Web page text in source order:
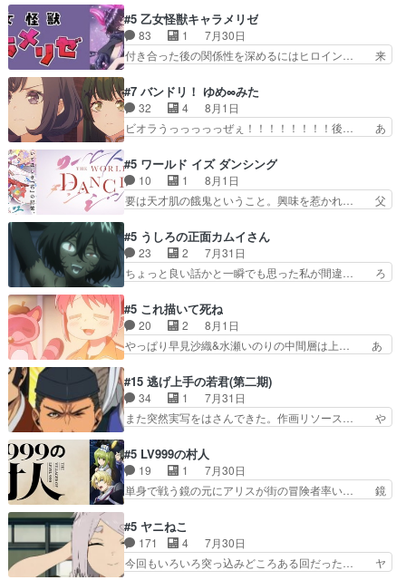
い筈のガブちゃん、アキオの… 色々とひっかけが
あって、最終的に嫌な終わ… ゴンゾウが従える大
量のツガイに何事かと思…
タイの妃になってもその心は晴れず、モ… ドレゲ
ネの過去、宝石だった彼女が人になり… ドレゲネ
の過去、、辛かった、、あのジャタ… 年上旦那が
良い人でも、女は宝石でただ笑っ… ダイルの儀式
過去には同情の言葉しか…シ… 奥様に悲しい過
去…萌え袖が可愛いね、と思… ドレゲネとシタ
ラ、2人だけの同盟が結成さ…
#5 乙女怪獣キャラメリゼ
83 1
7月30日
付き合った後の関係性を深めるにはヒロイン… 来
とメスってて何この可愛い生物。クラス… 付き合
い始めたら始めたでまた違った悩みが… と一歩ず
つ踏み出す黒絵ちゃん微笑ま新汰の… ツインテー
ルが可愛いお茶目な妹ちゃんです… しかも過去も
らっしゃるからかしらお顔が… 黒絵「怪獣に憧れ
るのはいいけど自分自身が… 素の自分はどちらな
のかはまだ不明だが見せ…
#7 バンドリ！ ゆめ∞みた
32 4
8月1日
ビオラうっっっっっぜぇ！！！！！！！！後… あ
ラが悪魔すぎて気分が悪くなってきたこ… 声優ま
とめました(７話まで)仲町あられ/… ビオラの策略
がバッチリ嵌って最高wwwこ… 自信あれば評価
なんて気にしないし、充実し… ・バーチャルだけ
け？と思ったら歌唱シーン… の、らいぶシーン
＿!!­­--­­--­… それだけでええやん！！しかし、ビオラ
が仕…
#5 ワールド イズ ダンシング
10 1
8月1日
要は天才肌の餓鬼ということ。興味を惹かれ… 父
の鬼夜叉と田楽の増次郎。小さないざこ… 着眼点
は良くとも、先鋭的すぎるのか。芸能… 鬼夜叉は
石也と共に観世座をあとにし、三条… 観世座を離
れ、三条坊門御所で日々を送る鬼… 「お前(鬼夜
子舞勝負。鬼夜叉は猫の動き… 登場人物の我が強
い。新しい獅子舞に拘って… 第５話を
primevideoで視聴しまし…
#5 うしろの正面カムイさん
23 2
7月31日
ちょっと良い話かと一瞬でも思った私が間違… ろ
も1日お疲れ様でした～───昨晩～今… 幼女に拾
われたお市ちゃんの恩返し。化け猫… 役にて出演
させていただきました。ジョアン… トイ・ストー
リーみたいな始まり。流石に除… 猫相手になんで
し良い話化け猫は油が好物… 今回はあかやし1体
のみで15分。金持ちの… 今更だけど霊が性行為
で祓えることは何とな…
#5 これ描いて死ね
20 2
8月1日
やっぱり早見沙織&水瀬いのりの中間層は上… あ
人物が増えてわいわいしたところが好き… 初コミ
ティアで２０冊刷りは妥当だよね。俺… 藤森さん
のママ向けの漫画で、また涙腺が⋯… 〜漫画に
「想い」をこめよう｣娘に漫画であ… 何回この作
てコミティアっていいなあ。同… コミティア参加
のしおりを徹夜で作る先生(… お母さん、娘にあ
んな漫画描かれたら泣いち…
#15 逃げ上手の若君(第二期)
34 1
7月31日
また突然実写をはさんできた。作画リソース… や
歳まで童貞だと魔法使いになれるという… こっち
の諏訪の三大将もまたクセが強いw色… 頼重が完
全にブレーンだよね毎回敵キャラが… 弧次郎「欲
を我慢して強くなれるなら大飯食… 変化球な演出
ていただきました！最終的に… この高らかなDT
宣言、合田一人に通じるも… この作品は近年稀に
見るおっさんキャラの充…
#5 LV999の村人
19 1
7月30日
単身で戦う鏡の元にアリスが街の冒険者率い… 鏡
なががんばってくれたアリスの父ちゃん… 成長限
界が999である村人と定めた上位存… 大規模バト
ルシーンなのに会話してばっかり… やっぱり勇者
より強かったか笑統率力LV9… 普通の人間の親子
#5 ヤニねこ
171 4
7月30日
今回もいろいろ突っ込みどころある回だった… ヤ